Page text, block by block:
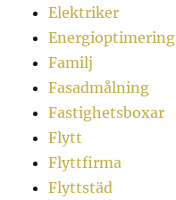
Elektriker
Energioptimering
Familj
Fasadmålning
Fastighetsboxar
Flytt
Flyttfirma
Flyttstäd